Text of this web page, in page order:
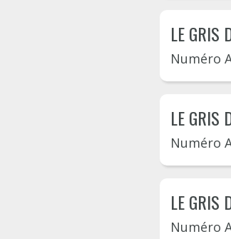
LE GRIS
Numéro
LE GRIS
Numéro
LE GRIS
Numéro